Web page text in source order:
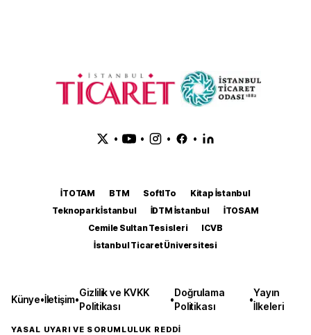
• • • •
İTOTAM BTM SoftITo
Kitap İstanbul
Teknopark İstanbul
İDTM İstanbul
İTOSAM
Cemile Sultan Tesisleri
ICVB
İstanbul Ticaret Üniversitesi
Künye•İletişim•
Gizlilik ve KVKK
Politikası
•
Doğrulama
Politikası
•
Yayın
İlkeleri
YASAL UYARI VE SORUMLULUK REDDİ